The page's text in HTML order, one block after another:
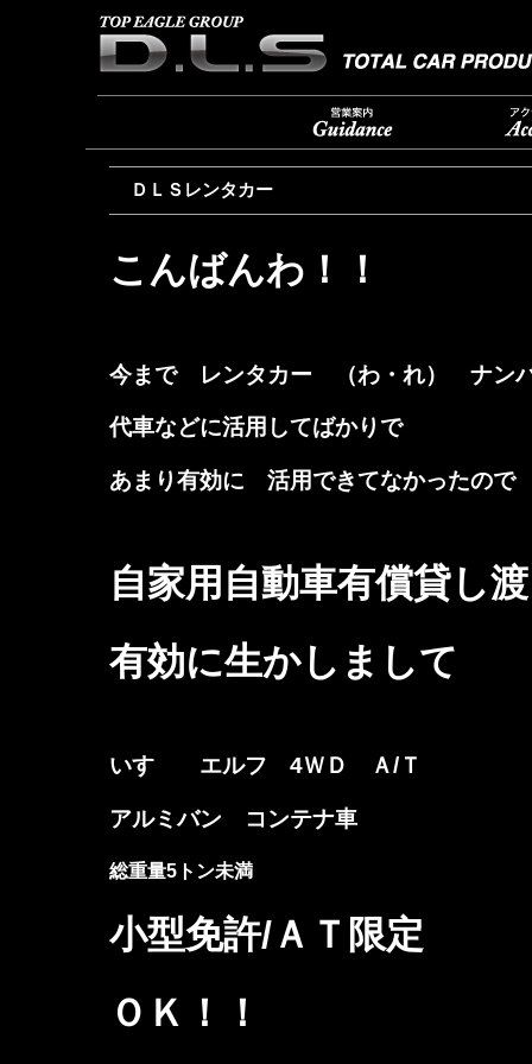
ＤＬＳレンタカー
こんばんわ！！
今まで レンタカー （わ・れ） ナン
代車などに活用してばかりで
あまり有効に 活用できてなかったので
自家用自動車有償貸し
有効に生かしまして
いすゞ エルフ 4ＷＤ Ａ/Ｔ
アルミバン コンテナ車
総重量5トン未満
小型免許/ＡＴ限定
ＯＫ！！